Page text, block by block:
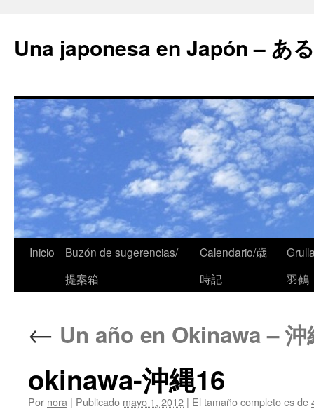
Una japonesa en Japón – あ
Inicio
Buzón de sugerencias/
提案箱
Calendario/歳
時記
羽鶴
← Un año en Okinawa – 沖
okinawa-沖縄16
Por nora | Publicado mayo 1, 2012 | El tamaño completo es de